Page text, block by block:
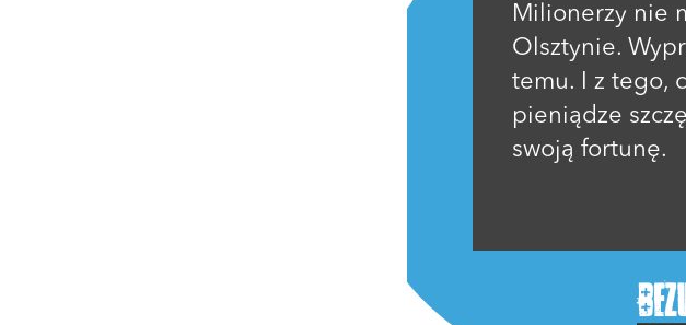
Milionerzy nie
Olsztynie.
temu. I z tego,
pieniądze
swoją fortunę.